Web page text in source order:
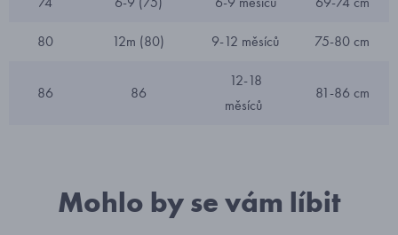
80 12m (80) 9-12 měsíců 75-80 cm
86 86
12-18
měsíců
81-86 cm
Mohlo by se vám líbit